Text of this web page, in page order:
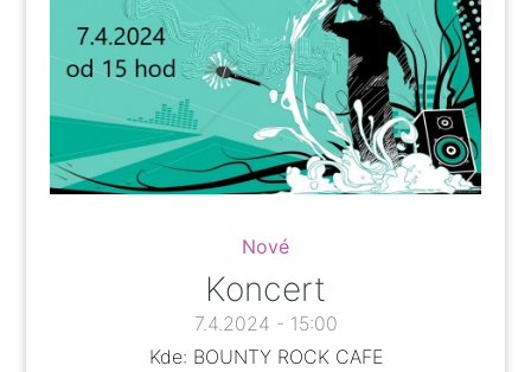
Nové
Koncert
7.4.2024 - 15:00
Kde: BOUNTY ROCK CAFE